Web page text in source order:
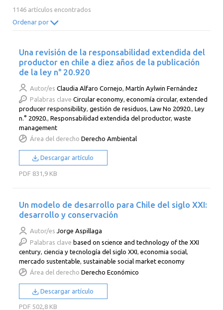
2002 2001 2000
1146 artículos encontrados
Ordenar por
Una revisión de la responsabilidad extendida del
productor en chile a diez años de la publicación
de la ley n° 20.920
Autor/es Claudia Alfaro Cornejo ,Martín Aylwin Fernández
Palabras clave Circular economy,economía circular,extended
producer responsibility,gestión de residuos,Law No 20920.,Ley
n.° 20920.,Responsabilidad extendida del productor,waste
management
Área del derecho Derecho Ambiental
Descargar artículo
PDF 831,9 KB
Un modelo de desarrollo para Chile del siglo XXI:
desarrollo y conservación
Autor/es Jorge Aspillaga
Palabras clave based on science and technology of the XXI
century ,ciencia y tecnología del siglo XXI ,economia social
mercado sustentable ,sustainable social market economy
Área del derecho Derecho Económico
Descargar artículo
PDF 502,8 KB